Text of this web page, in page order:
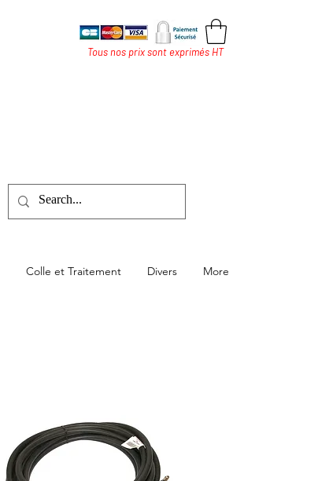
Tous nos prix sont exprimés HT
Colle et Traitement Divers More